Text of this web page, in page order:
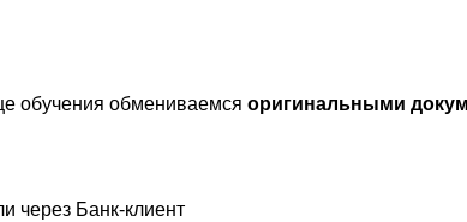
обучения обмениваемсяоригинальными
через Банк-клиент